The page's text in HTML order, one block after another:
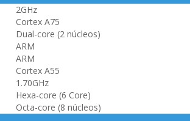
2GHz
Cortex A75
Dual-core (2 núcleos)
ARM
ARM
Cortex A55
1.70GHz
Hexa-core (6 Core)
Octa-core (8 núcleos)